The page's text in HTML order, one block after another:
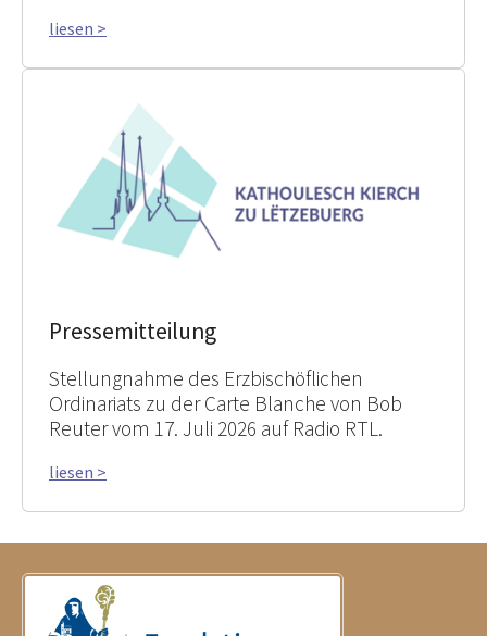
liesen >
Pressemitteilung
Stellungnahme des Erzbischöflichen
Ordinariats zu der Carte Blanche von Bob
Reuter vom 17. Juli 2026 auf Radio RTL.
liesen >